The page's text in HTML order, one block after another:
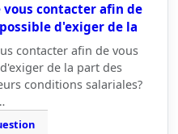
vous contacter afin de
d'exiger de la
contacter afin de vous
de la part des
conditions salariales?